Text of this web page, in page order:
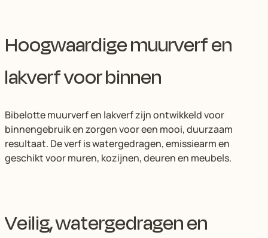
Hoogwaardige muurverf en
lakverf voor binnen
Bibelotte muurverf en lakverf zijn ontwikkeld voor
binnengebruik en zorgen voor een mooi, duurzaam
resultaat. De verf is watergedragen, emissiearm en
geschikt voor muren, kozijnen, deuren en meubels.
Veilig, watergedragen en